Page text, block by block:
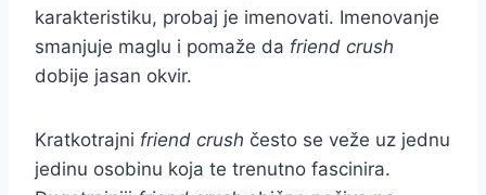
karakteristiku, probaj je imenovati. Imenovanje
smanjuje maglu i pomaže da friend crush
dobije jasan okvir.
Kratkotrajni friend crush često se veže uz jednu
jedinu osobinu koja te trenutno fascinira.